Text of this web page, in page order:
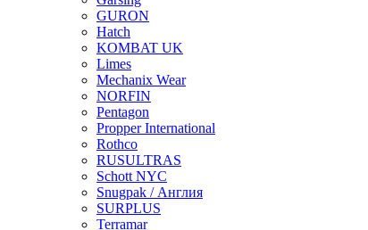
GURON
Hatch
KOMBAT UK
Limes
Mechanix Wear
NORFIN
Pentagon
Propper International
Rothco
RUSULTRAS
Schott NYC
Snugpak / Англия
SURPLUS
Terramar